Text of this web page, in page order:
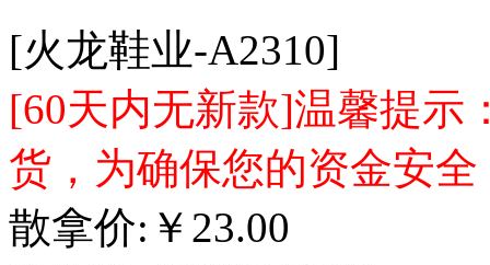
[火龙鞋业-A2310]
[60天内无新款]温馨提示
货，为确保您的资金安
散拿价: ￥ 23.00